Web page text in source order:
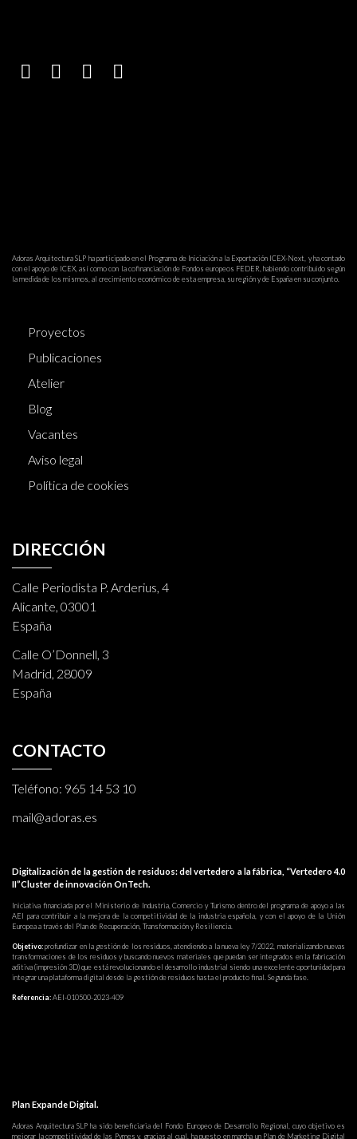
Adoras Arquitectura SLP ha participado en el Programa de Iniciación a la Exportación ICEX-Next, y ha contado
con el apoyo de ICEX, así como con la cofinanciación de Fondos europeos FEDER, habiendo contribuido según
la medida de los mismos, al crecimiento económico de esta empresa, su región y de España en su conjunto.
Proyectos
Publicaciones
Atelier
Blog
Vacantes
Aviso legal
Política de cookies
DIRECCIÓN
Calle Periodista P. Arderius, 4
Alicante, 03001
España
Calle O’Donnell, 3
Madrid, 28009
España
CONTACTO
Teléfono: 965 14 53 10
mail@adoras.es
Digitalización de la gestión de residuos: del vertedero a la fábrica, “Vertedero 4.0
II”Cluster de innovación OnTech.
Iniciativa financiada por el Ministerio de Industria, Comercio y Turismo dentro del programa de apoyo a las
AEI para contribuir a la mejora de la competitividad de la industria española, y con el apoyo de la Unión
Europea a través del Plan de Recuperación, Transformación y Resiliencia.
Objetivo:profundizar en la gestión de los residuos, atendiendo a la nueva ley 7/2022, materializando nuevas
transformaciones de los residuos y buscando nuevos materiales que puedan ser integrados en la fabricación
aditiva (impresión 3D) que está revolucionando el desarrollo industrial siendo una excelente oportunidad para
integrar una plataforma digital desde la gestión de residuos hasta el producto final. Segunda fase.
Referencia:AEI-010500-2023-409
Plan Expande Digital.
Adoras Arquitectura SLP ha sido beneficiaria del Fondo Europeo de Desarrollo Regional, cuyo objetivo es
mejorar la competitividad de las Pymes y, gracias al cual, ha puesto en marcha un Plan de Marketing Digital